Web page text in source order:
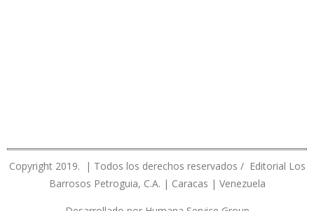
Copyright 2019. | Todos los derechos reservados / Editorial Los
Barrosos Petroguia, C.A. | Caracas | Venezuela